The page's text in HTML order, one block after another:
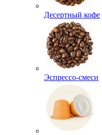
Десертный кофе
Эспрессо-смеси